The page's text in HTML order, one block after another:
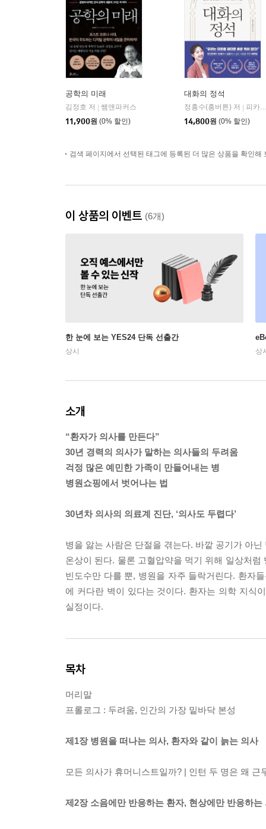
공학의 미래
김정호 저 | 쌤앤파커스
11,900원 (0% 할인)
대화의 정석
정흥수(흥버튼) 저 | 피카(FIKA)
14,800원 (0% 할인)
검색 페이지에서 선택된 태그에 등록된 더 많은 상품을 확인해
이 상품의 이벤트 (6개)
한 눈에 보는 YES24 단독 선출간
상시 상
소개
“환자가 의사를 만든다”
30년 경력의 의사가 말하는 의사들의 두려움
걱정 많은 예민한 가족이 만들어내는 병
병원쇼핑에서 벗어나는 법
30년차 의사의 의료계 진단, ‘의사도 두렵다’
병을 앓는 사람은 단절을 겪는다. 바깥 공기가 아
온상이 된다. 물론 고혈압약을 먹기 위해 일상처
빈도수만 다를 뿐, 병원을 자주 들락거린다. 환자
에 커다란 벽이 있다는 것이다. 환자는 의학 지식
실정이다.
목차
머리말
프롤로그 : 두려움, 인간의 가장 밑바닥 본성
제1장 병원을 떠나는 의사, 환자와 같이 늙는 의사
모든 의사가 휴머니스트일까? | 인턴 두 명은 왜
제2장 소음에만 반응하는 환자, 현상에만 반응하는